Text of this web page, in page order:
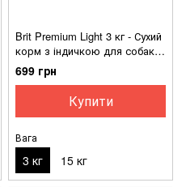
Brit Premium Light 3 кг - Сухий
корм з індичкою для собак з
надмірною вагою
699 грн
Купити
Вага
3 кг 15 кг